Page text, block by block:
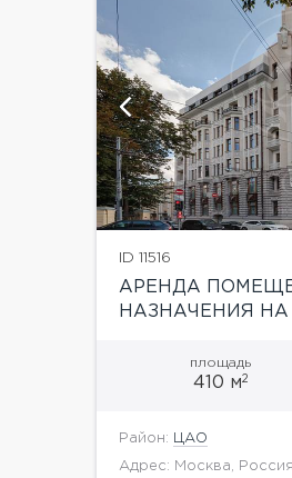
ID 11516
АРЕНДА
НАЗНАЧЕНИЯ НА
площадь
410 м2
Район: ЦАО
Адрес: Москва, Россия